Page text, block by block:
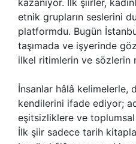
kazanıyor. İlk şiirler,
etnik grupların seslerini
platformdu. Bugün
taşımada ve işyerinde
ilkel ritimlerin ve sözlerin
İnsanlar hâlâ kelimelerle,
kendilerini ifade ediyor;
eşitsizliklere ve
İlk şiir sadece tarih